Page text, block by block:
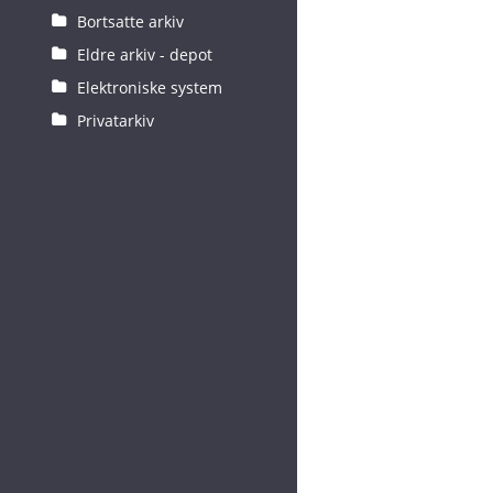
Bortsatte arkiv
Eldre arkiv - depot
Elektroniske system
Privatarkiv